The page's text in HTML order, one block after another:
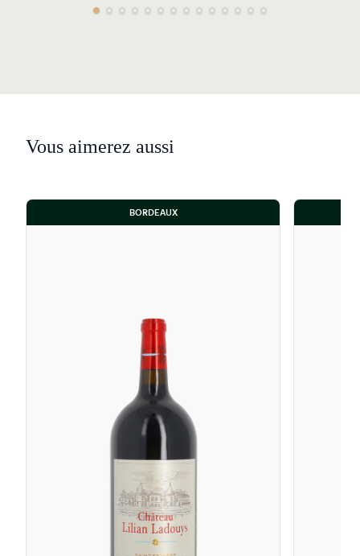
Vous aimerez aussi
BORDEAUX